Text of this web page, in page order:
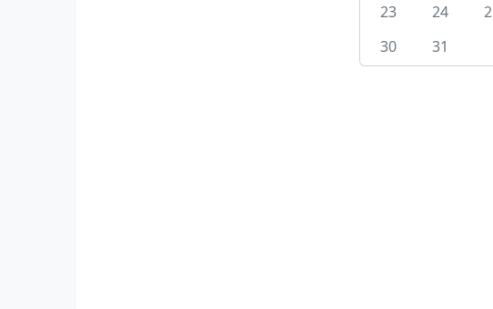
23
24
30
31